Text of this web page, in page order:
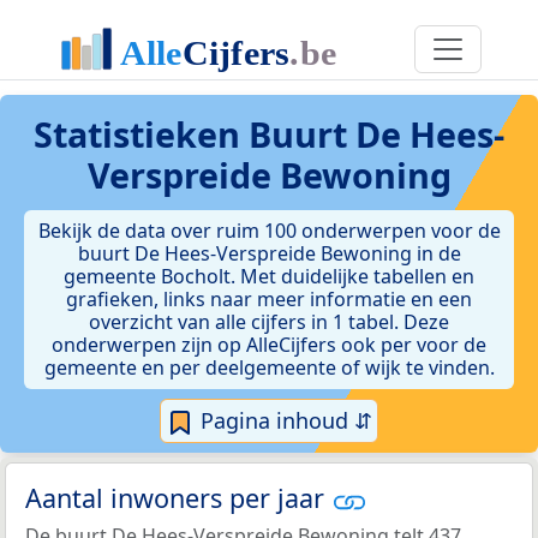
Statistieken Buurt De Hees-
Verspreide Bewoning
Bekijk de data over ruim 100 onderwerpen voor de
buurt De Hees-Verspreide Bewoning in de
gemeente Bocholt. Met duidelijke tabellen en
grafieken, links naar meer informatie en een
overzicht van alle cijfers in 1 tabel. Deze
onderwerpen zijn op AlleCijfers ook per voor de
gemeente en per deelgemeente of wijk te vinden.
Pagina inhoud ⇵
Aantal inwoners per jaar